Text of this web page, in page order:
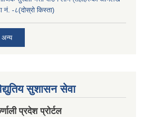
नं. -८(दोस्रो किस्ता)
अन्य
सुशासन सेवा
प्रदेश प्रोर्टल